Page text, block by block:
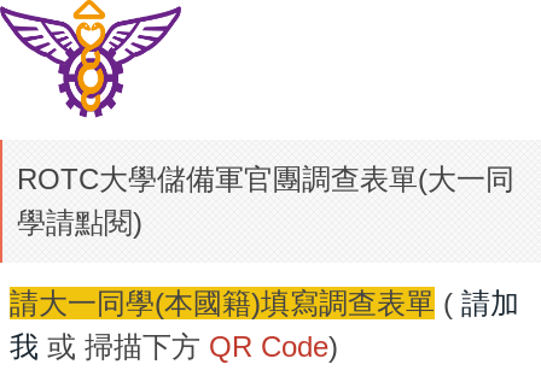
ROTC大學儲備軍官團調查表單(大一同
學請點閱)
請大一同學(本國籍)填寫調查表單 ( 請加
我 或 掃描下方 QR Code)